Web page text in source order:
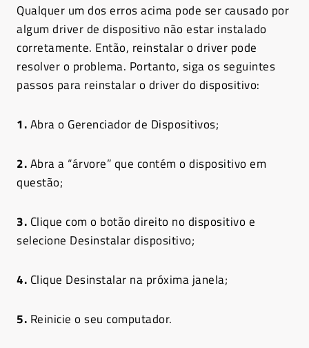
Qualquer um dos erros acima pode ser causado por
algum driver de dispositivo não estar instalado
corretamente. Então, reinstalar o driver pode
resolver o problema. Portanto, siga os seguintes
passos para reinstalar o driver do dispositivo:
1.Abra o Gerenciador de Dispositivos;
2.Abra a “árvore” que contém o dispositivo em
questão;
3. Clique com o botão direito no dispositivo e
selecione Desinstalar dispositivo;
4. Clique Desinstalar na próxima janela;
5. Reinicie o seu computador.